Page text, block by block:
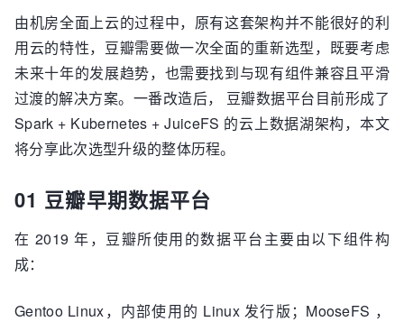
由机房全面上云的过程中，原有这套架构并不能很好的利
用云的特性，豆瓣需要做一次全面的重新选型，既要考虑
未来十年的发展趋势，也需要找到与现有组件兼容且平滑
过渡的解决方案。一番改造后， 豆瓣数据平台目前形成了
Spark + Kubernetes + JuiceFS 的云上数据湖架构，本文
将分享此次选型升级的整体历程。
01 豆瓣早期数据平台
在 2019 年，豆瓣所使用的数据平台主要由以下组件构
成：
Gentoo Linux，内部使用的 Linux 发行版；MooseFS ，